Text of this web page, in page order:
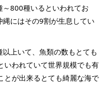
800種いるといわれてお
にはその9割が生息してい
上いて、魚類の数もとても
いわれていて世界規模でも有
とが出来るとても綺麗な海で